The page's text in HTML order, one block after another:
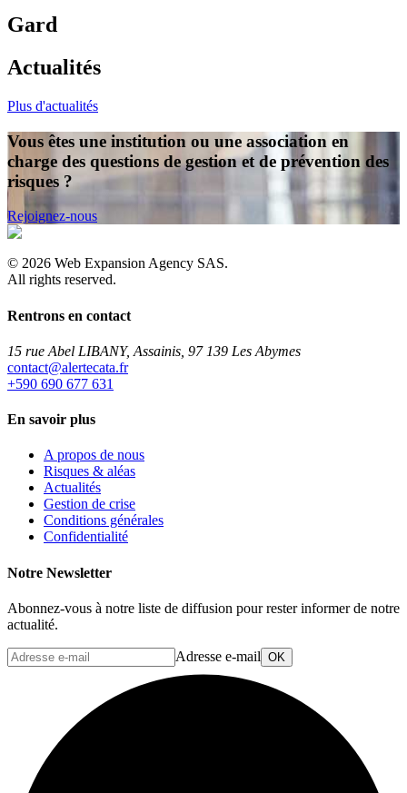
Gard
Actualités
Plus d'actualités
Vous êtes une institution ou une association en
charge des questions de gestion et de prévention des
risques ?
Rejoignez-nous
© 2026 Web Expansion Agency SAS.
All rights reserved.
Rentrons en contact
15 rue Abel LIBANY, Assainis, 97 139 Les Abymes
rf.atacetrela@tcatnoc
+590 690 677 631
En savoir plus
A propos de nous
Risques & aléas
Actualités
Gestion de crise
Conditions générales
Confidentialité
Notre Newsletter
Abonnez-vous à notre liste de diffusion pour rester informer de notre
actualité.
Adresse e-mail